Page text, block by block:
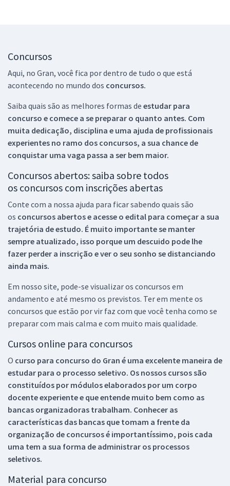
Concursos
Aqui, no Gran, você fica por dentro de tudo o que está
acontecendo no mundo dos concursos.
Saiba quais são as melhores formas de estudar para
concurso e comece a se preparar o quanto antes. Com
muita dedicação, disciplina e uma ajuda de profissionais
experientes no ramo dos concursos, a sua chance de
conquistar uma vaga passa a ser bem maior.
Concursos abertos: saiba sobre todos
os concursos com inscrições abertas
Conte com a nossa ajuda para ficar sabendo quais são
os concursos abertos e acesse o edital para começar a sua
trajetória de estudo. É muito importante se manter
sempre atualizado, isso porque um descuido pode lhe
fazer perder a inscrição e ver o seu sonho se distanciando
ainda mais.
Em nosso site, pode-se visualizar os concursos em
andamento e até mesmo os previstos. Ter em mente os
concursos que estão por vir faz com que você tenha como se
preparar com mais calma e com muito mais qualidade.
Cursos online para concursos
O curso para concurso do Gran é uma excelente maneira de
estudar para o processo seletivo. Os nossos cursos são
constituídos por módulos elaborados por um corpo
docente experiente e que entende muito bem como as
bancas organizadoras trabalham. Conhecer as
características das bancas que tomam a frente da
organização de concursos é importantíssimo, pois cada
uma tem a sua forma de administrar os processos
seletivos.
Material para concurso